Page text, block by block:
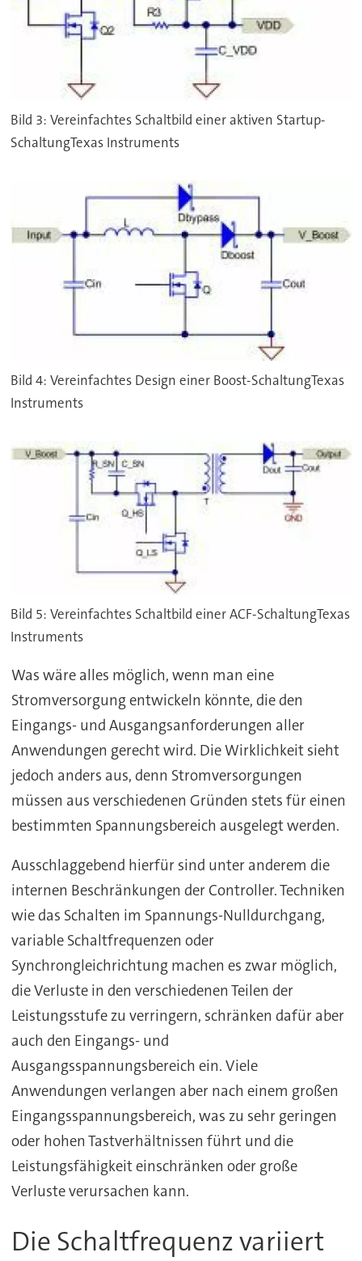
Bild 3: Vereinfachtes Schaltbild einer aktiven Startup-
SchaltungTexas Instruments
Bild 4: Vereinfachtes Design einer Boost-SchaltungTexas
Instruments
Bild 5: Vereinfachtes Schaltbild einer ACF-SchaltungTexas
Instruments
Was wäre alles möglich, wenn man eine
Stromversorgung entwickeln könnte, die den
Eingangs- und Ausgangsanforderungen aller
Anwendungen gerecht wird. Die Wirklichkeit sieht
jedoch anders aus, denn Stromversorgungen
müssen aus verschiedenen Gründen stets für einen
bestimmten Spannungsbereich ausgelegt werden.
Ausschlaggebend hierfür sind unter anderem die
internen Beschränkungen der Controller. Techniken
wie das Schalten im Spannungs-Nulldurchgang,
variable Schaltfrequenzen oder
Synchrongleichrichtung machen es zwar möglich,
die Verluste in den verschiedenen Teilen der
Leistungsstufe zu verringern, schränken dafür aber
auch den Eingangs- und
Ausgangsspannungsbereich ein. Viele
Anwendungen verlangen aber nach einem großen
Eingangsspannungsbereich, was zu sehr geringen
oder hohen Tastverhältnissen führt und die
Leistungsfähigkeit einschränken oder große
Verluste verursachen kann.
Die Schaltfrequenz variiert